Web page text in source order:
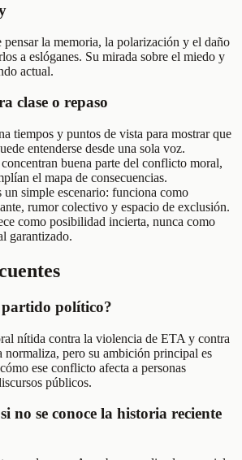
la memoria, la polarización y el daño
a eslóganes. Su mirada sobre el miedo y
actual.
clase o repaso
tiempos y puntos de vista para mostrar que
entenderse desde una sola voz.
buena parte del conflicto moral,
el mapa de consecuencias.
un simple escenario: funciona como
rumor colectivo y espacio de exclusión.
como posibilidad incierta, nunca como
garantizado.
político?
nítida contra la violencia de ETA y contra
normaliza, pero su ambición principal es
ese conflicto afecta a personas
públicos.
no se conoce la historia reciente